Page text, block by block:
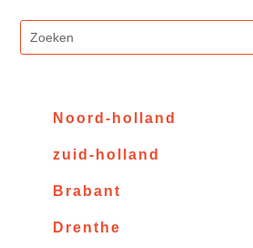
Noord-holland
zuid-holland
Brabant
Drenthe